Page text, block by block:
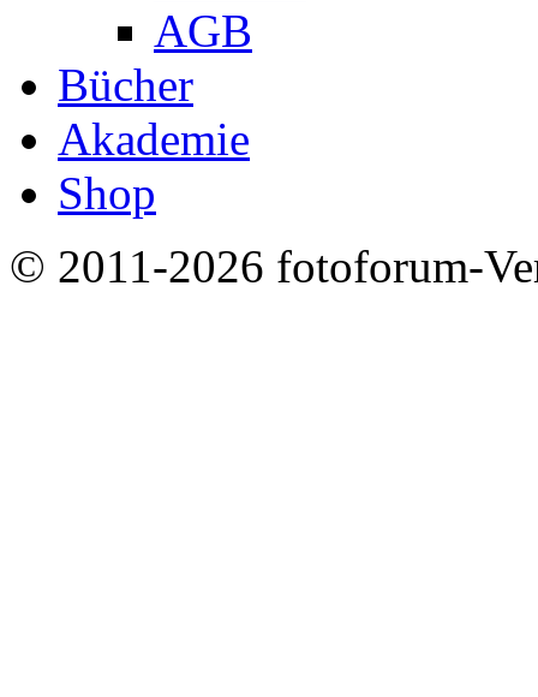
AGB
Bücher
Akademie
Shop
© 2011-2026 fotoforum-